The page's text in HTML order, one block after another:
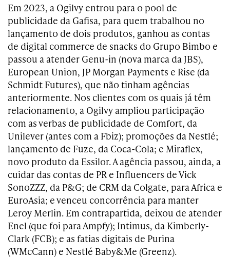
Em 2023, a Ogilvy entrou para o pool de
publicidade da Gafisa, para quem trabalhou no
lançamento de dois produtos, ganhou as contas
de digital commerce de snacks do Grupo Bimbo e
passou a atender Genu-in (nova marca da JBS),
European Union, JP Morgan Payments e Rise (da
Schmidt Futures), que não tinham agências
anteriormente. Nos clientes com os quais já têm
relacionamento, a Ogilvy ampliou participação
com as verbas de publicidade de Comfort, da
Unilever (antes com a Fbiz); promoções da Nestlé;
lançamento de Fuze, da Coca-Cola; e Miraflex,
novo produto da Essilor. A agência passou, ainda, a
cuidar das contas de PR e Influencers de Vick
SonoZZZ, da P&G; de CRM da Colgate, para Africa e
EuroAsia; e venceu concorrência para manter
Leroy Merlin. Em contrapartida, deixou de atender
Enel (que foi para Ampfy); Intimus, da Kimberly-
Clark (FCB); e as fatias digitais de Purina
(WMcCann) e Nestlé Baby&Me (Greenz).